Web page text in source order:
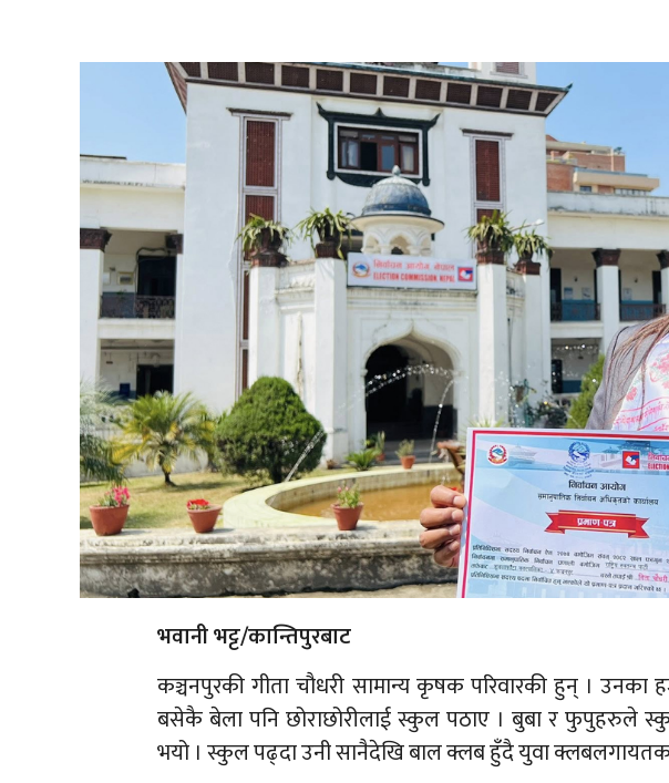
भवानी भट्ट/कान्तिपुरबाट
कञ्चनपुरकी गीता चौधरी सामान्य कृषक परिवारकी हुन् ।
बसेकै बेला पनि छोराछोरीलाई स्कुल पठाए । बुबा र फुपुहरुले
भयो । स्कुल पढ्दा उनी सानैदेखि बाल क्लब हुँदै युवा